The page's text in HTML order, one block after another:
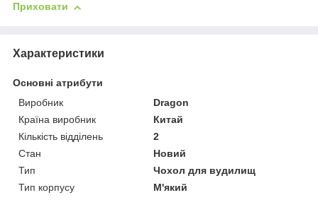
Приховати
Характеристики
Основні атрибути
Виробник
Dragon
Країна виробник
Китай
Кількість відділень
2
Стан
Новий
Тип
Чохол для вудилищ
Тип корпусу
М'який